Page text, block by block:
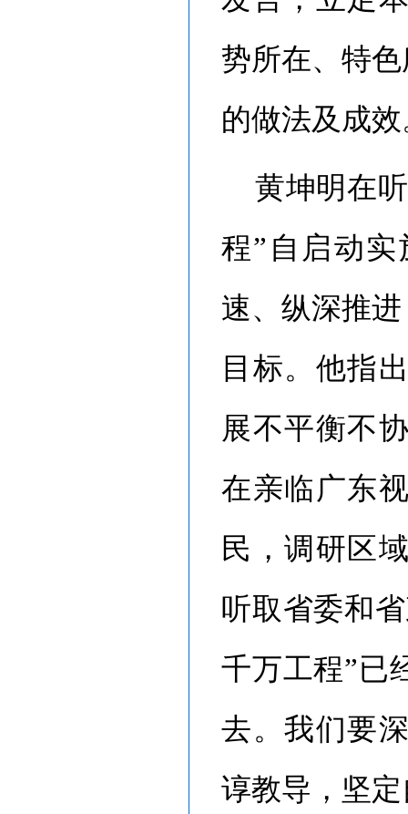
势所在、特
的做法及成
黄坤明在
程”自启动
速、纵深推
目标。他指
展不平衡不
在亲临广东
民，调研区
听取省委和
千万工程”已
去。我们要
谆教导，坚